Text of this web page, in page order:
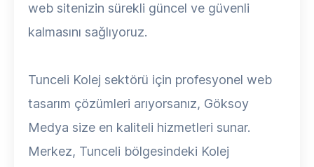
web sitenizin sürekli güncel ve güvenli
kalmasını sağlıyoruz.
Tunceli Kolej sektörü için profesyonel web
tasarım çözümleri arıyorsanız, Göksoy
Medya size en kaliteli hizmetleri sunar.
Merkez, Tunceli bölgesindeki Kolej